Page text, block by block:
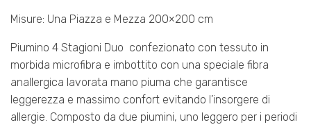
Misure: Una Piazza e Mezza 200×200 cm
Piumino 4 Stagioni Duo confezionato con tessuto in
morbida microfibra e imbottito con una speciale fibra
anallergica lavorata mano piuma che garantisce
leggerezza e massimo confort evitando l’insorgere di
allergie. Composto da due piumini, uno leggero per i periodi